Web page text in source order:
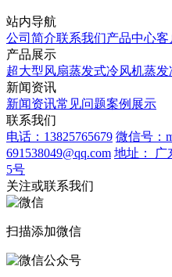
站内导航
公司简介联系我们产品中心客
产品展示
超大型风扇蒸发式冷风机蒸发
新闻资讯
新闻资讯常见问题案例展示
联系我们
电话：13825765679 微信号：
691538049@qq.com 地址： 广
5号
关注或联系我们
扫描添加微信